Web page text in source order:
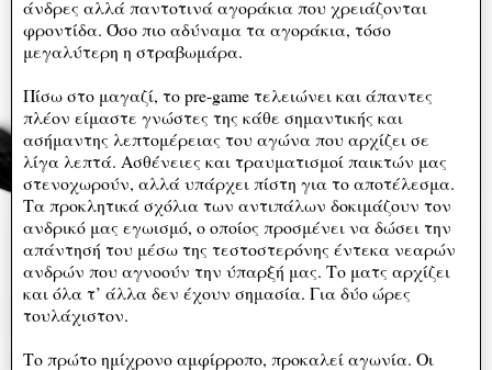
άνδρες αλλά παντοτινά αγοράκια που χρειάζονται
φροντίδα. Όσο πιο αδύναμα τα αγοράκια, τόσο
μεγαλύτερη η στραβωμάρα.
Πίσω στο μαγαζί, το pre-game τελειώνει και άπαντες
πλέον είμαστε γνώστες της κάθε σημαντικής και
ασήμαντης λεπτομέρειας του αγώνα που αρχίζει σε
λίγα λεπτά. Ασθένειες και τραυματισμοί παικτών μας
στενοχωρούν, αλλά υπάρχει πίστη για το αποτέλεσμα.
Τα προκλητικά σχόλια των αντιπάλων δοκιμάζουν τον
ανδρικό μας εγωισμό, ο οποίος προσμένει να δώσει την
απάντησή του μέσω της τεστοστερόνης έντεκα νεαρών
ανδρών που αγνοούν την ύπαρξή μας. Το ματς αρχίζει
και όλα τ’ άλλα δεν έχουν σημασία. Για δύο ώρες
τουλάχιστον.
Το πρώτο ημίχρονο αμφίρροπο, προκαλεί αγωνία. Οι